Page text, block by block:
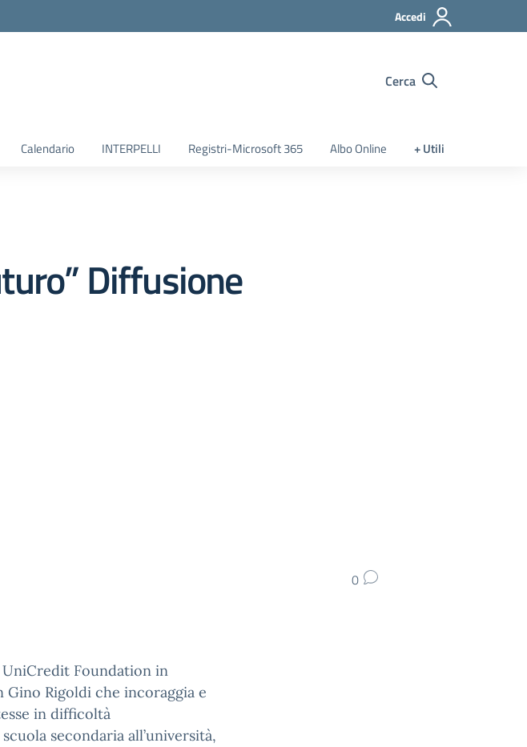
Accedi
Cerca
Calendario INTERPELLI Registri-Microsoft 365 Albo Online + Utili
Diffusione
0
Foundation in
Rigoldi che incoraggia e
in difficoltà
secondaria all’università,